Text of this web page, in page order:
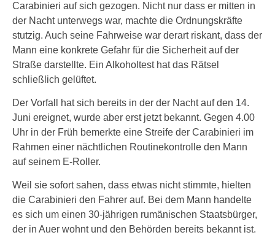
Carabinieri auf sich gezogen. Nicht nur dass er mitten in
der Nacht unterwegs war, machte die Ordnungskräfte
stutzig. Auch seine Fahrweise war derart riskant, dass der
Mann eine konkrete Gefahr für die Sicherheit auf der
Straße darstellte. Ein Alkoholtest hat das Rätsel
schließlich gelüftet.
Der Vorfall hat sich bereits in der der Nacht auf den 14.
Juni ereignet, wurde aber erst jetzt bekannt. Gegen 4.00
Uhr in der Früh bemerkte eine Streife der Carabinieri im
Rahmen einer nächtlichen Routinekontrolle den Mann
auf seinem E-Roller.
Weil sie sofort sahen, dass etwas nicht stimmte, hielten
die Carabinieri den Fahrer auf. Bei dem Mann handelte
es sich um einen 30-jährigen rumänischen Staatsbürger,
der in Auer wohnt und den Behörden bereits bekannt ist.